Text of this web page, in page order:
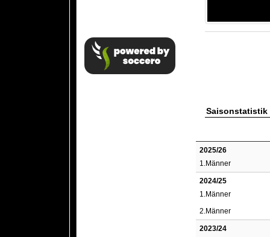
Saisonstatistik
2025/26
1.Männer
2024/25
1.Männer
2.Männer
2023/24